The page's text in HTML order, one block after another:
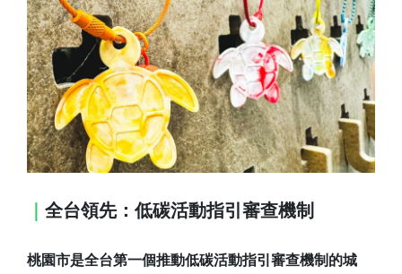
全台領先：低碳活動指引審查機制
桃園市是全台第一個推動低碳活動指引審查機制的城